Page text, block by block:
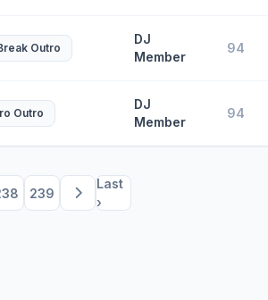
Outro
DJ
Member
94
Outro
DJ
Member
94
239
Last
›